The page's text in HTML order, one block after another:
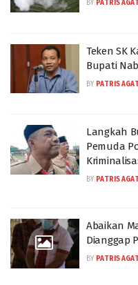
BY PATRIS
Teken SK
Bupati
BY PATRIS
Langkah
Pemuda
BY PATRIS
Abaikan
Dianggap
BY PATRIS